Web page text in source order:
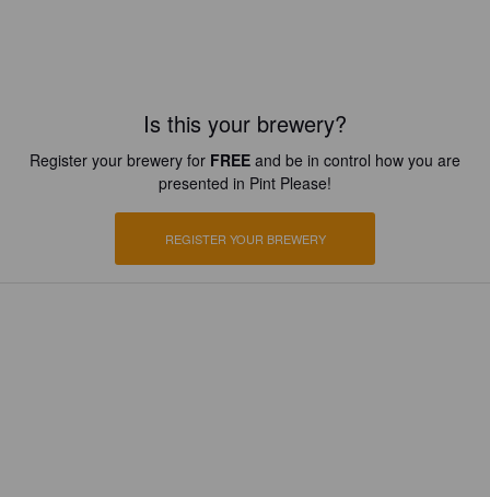
Is this your brewery?
Register your brewery for FREE and be in control how you are
presented in Pint Please!
REGISTER YOUR BREWERY